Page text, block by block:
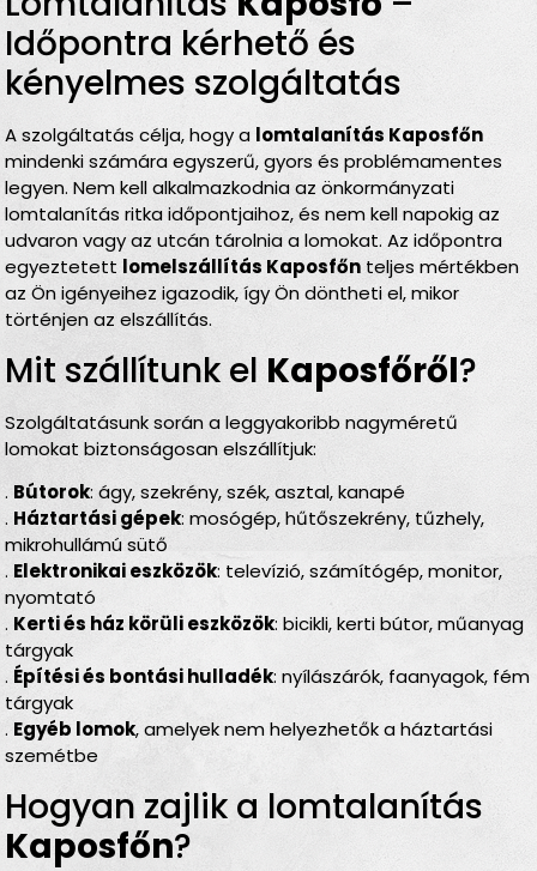
Időpontra kérhető és
kényelmes szolgáltatás
A szolgáltatás célja, hogy a lomtalanítás Kaposfőn
mindenki számára egyszerű, gyors és problémamentes
legyen. Nem kell alkalmazkodnia az önkormányzati
lomtalanítás ritka időpontjaihoz, és nem kell napokig az
udvaron vagy az utcán tárolnia a lomokat. Az időpontra
egyeztetett lomelszállítás Kaposfőn teljes mértékben
az Ön igényeihez igazodik, így Ön döntheti el, mikor
történjen az elszállítás.
Mit szállítunk el Kaposfőről?
Szolgáltatásunk során a leggyakoribb nagyméretű
lomokat biztonságosan elszállítjuk:
. Bútorok: ágy, szekrény, szék, asztal, kanapé
. Háztartási gépek: mosógép, hűtőszekrény, tűzhely,
mikrohullámú sütő
. Elektronikai eszközök: televízió, számítógép, monitor,
nyomtató
. Kerti és ház körüli eszközök: bicikli, kerti bútor, műanyag
tárgyak
. Építési és bontási hulladék: nyílászárók, faanyagok, fém
tárgyak
. Egyéb lomok, amelyek nem helyezhetők a háztartási
szemétbe
Hogyan zajlik a lomtalanítás
Kaposfőn?